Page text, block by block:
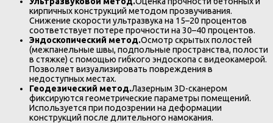
кирпичных конструкций методом прозвучивания.
Снижение скорости ультразвука на 15–20 процентов
соответствует потере прочности на 30–40 процентов.
Эндоскопический метод.Осмотр скрытых полостей
(межпанельные швы, подпольные пространства, полости
в стяжке) с помощью гибкого эндоскопа с видеокамерой.
Позволяет визуализировать повреждения в
недоступных местах.
Геодезический метод.Лазерным 3D-сканером
фиксируются геометрические параметры помещений.
Используется при подозрении на деформации
конструкций после длительного намокания.